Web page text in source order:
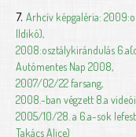
7. Arhcív képgaléria:
Ildikó),
2008:osztálykirándulás
Autómentes Nap 2008,
2007/02/22 farsang,
2008.-ban végzett 8.a
2005/10/28. a 6.a-sok
Takács Alice)